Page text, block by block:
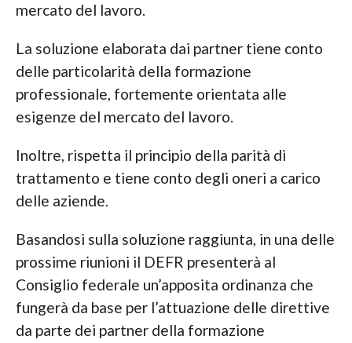
mercato del lavoro.
La soluzione elaborata dai partner tiene conto
delle particolarità della formazione
professionale, fortemente orientata alle
esigenze del mercato del lavoro.
Inoltre, rispetta il principio della parità di
trattamento e tiene conto degli oneri a carico
delle aziende.
Basandosi sulla soluzione raggiunta, in una delle
prossime riunioni il DEFR presenterà al
Consiglio federale un’apposita ordinanza che
fungerà da base per l’attuazione delle direttive
da parte dei partner della formazione